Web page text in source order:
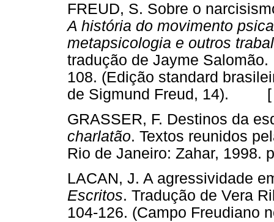
FREUD, S. Sobre o
A história do movimento
metapsicologia e outros
tradução de Jayme
108. (Edição standard
de Sigmund Freud, 14).
GRASSER, F. Destinos da
charlatão. Textos reunidos
Rio de Janeiro: Zahar,
LACAN, J. A agressividade
Escritos. Tradução de Vera
104-126. (Campo